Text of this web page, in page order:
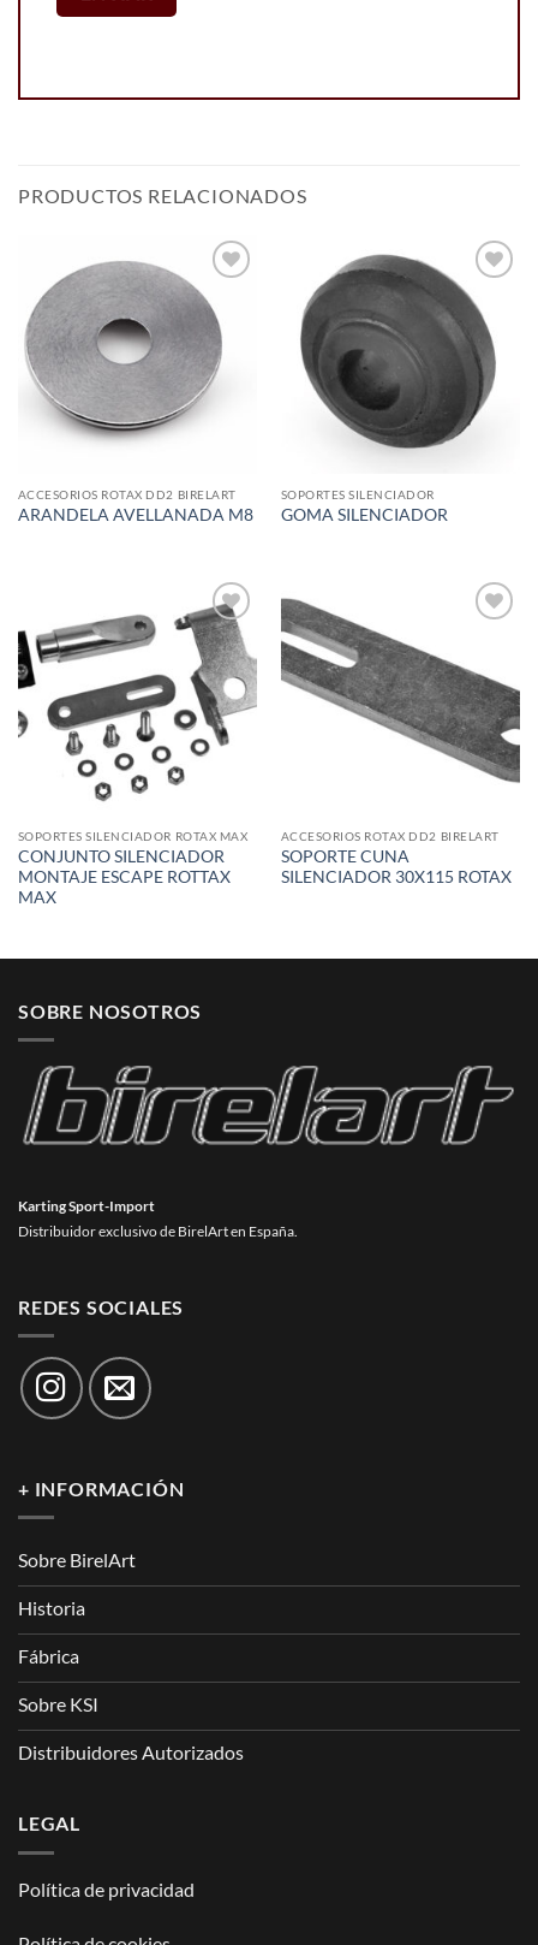
PRODUCTOS RELACIONADOS
Add to
wishlist
ACCESORIOS ROTAX DD2 BIRELART
ARANDELA AVELLANADA M8
Add to
wishlist
SOPORTES SILENCIADOR
GOMA SILENCIADOR
Add to
wishlist
SOPORTES SILENCIADOR ROTAX MAX
CONJUNTO SILENCIADOR
MONTAJE ESCAPE ROTTAX
MAX
ACCESORIOS ROTAX DD2 BIRELART
SOPORTE CUNA
SILENCIADOR 30X115 ROTAX
SOBRE NOSOTROS
Karting Sport-Import
Distribuidor exclusivo de BirelArt en España.
REDES SOCIALES
+ INFORMACIÓN
Sobre BirelArt
Historia
Fábrica
Sobre KSI
Distribuidores Autorizados
LEGAL
Política de privacidad